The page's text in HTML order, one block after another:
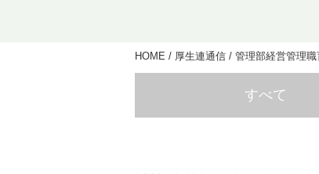
HOME / 厚生連通信 / 管理部経営管理
すべて